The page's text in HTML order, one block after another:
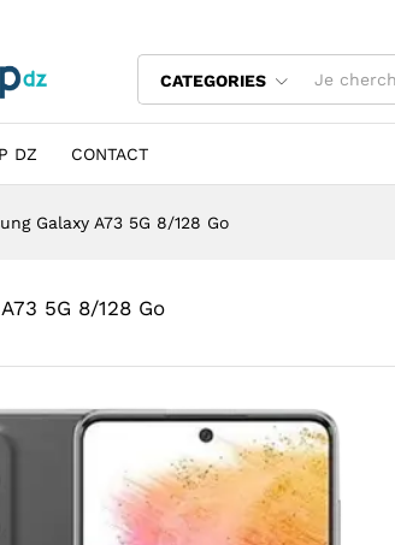
CATEGORIES
DZ CONTACT
Galaxy A73 5G 8/128 Go
5G 8/128 Go